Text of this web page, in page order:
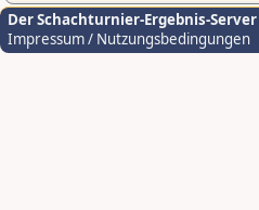
Der Schachturnier-Ergebnis-Server
Impressum / Nutzungsbedingungen